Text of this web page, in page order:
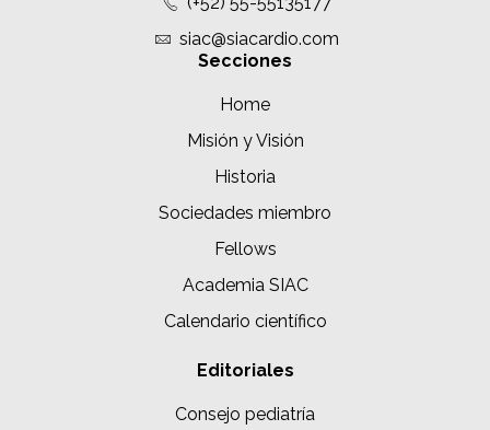
siac@siacardio.com
Secciones
Home
Misión y Visión
Historia
Sociedades miembro
Fellows
Academia SIAC
Calendario científico
Editoriales
Consejo pediatría